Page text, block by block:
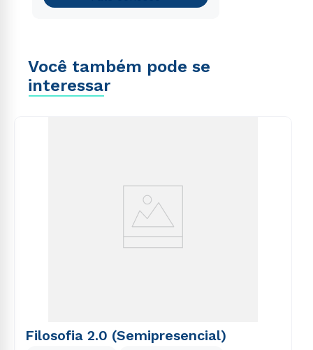
Você também pode se
interessar
Filosofia 2.0 (Semipresencial)